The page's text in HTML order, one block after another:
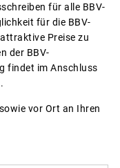
für alle BBV-
für die BBV-
Preise zu
der BBV-
findet im Anschluss
vor Ort an Ihren